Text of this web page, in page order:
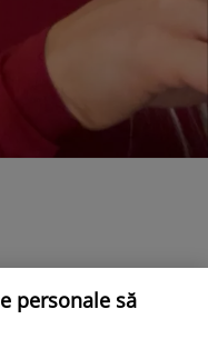
personale să